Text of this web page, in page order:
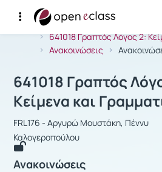
Αρχική Σελίδα
641018 Γραπτός Λόγος 2:
Ανακοινώσεις
Μάθημα : 641018
641018 Γραπτός
Κείμενα και
FRL176 - Aργυρώ Μουστάκη, Πέννυ
Καλογεροπούλου
Ανακοινώσεις